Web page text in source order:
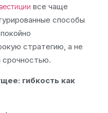
все чаще
способы
стратегию, а не
срочностью.
гибкость как